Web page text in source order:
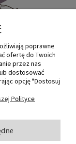
dla
poprawne
ofertę do Twoich
przez nas
dostosować
opcję "Dostosuj
Polityce